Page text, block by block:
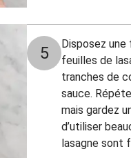
5
Disposez une
feuilles de
tranches de
sauce.
mais gardez
d’utiliser
lasagne sont